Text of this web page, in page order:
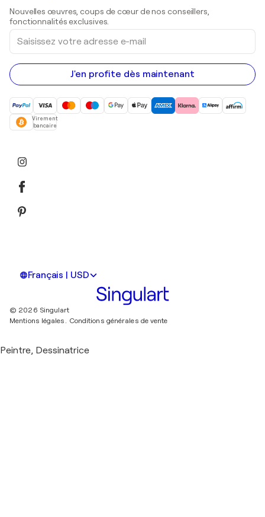
Peintures acryliques
Nouvelles œuvres, coups de cœur de nos conseillers,
fonctionnalités exclusives.
Saisissez
votre
adresse
e-
mail
J'en profite dès maintenant
Virement
bancaire
Français | USD
© 2026 Singulart
Mentions légales. Conditions générales de vente
Peintre, Dessinatrice